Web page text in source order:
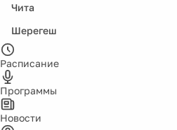
Чита
Шерегеш
Расписание
Программы
Новости